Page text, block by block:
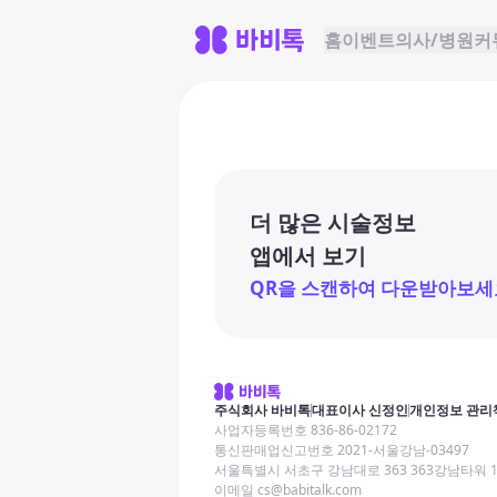
홈이벤트의사/병원커
더 많은 시술정보
앱에서 보기
QR을 스캔하여 다운받아보세
주식회사 바비톡대표이사 신정인개인정보 관리
사업자등록번호 836-86-02172
통신판매업신고번호 2021-서울강남-03497
서울특별시 서초구 강남대로 363 363강남타워
이메일 cs@babitalk.com